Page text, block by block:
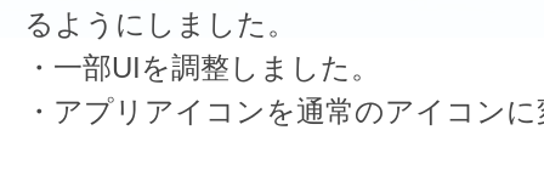
るようにしました。
・一部UIを調整しました。
・アプリアイコンを通常のアイコン